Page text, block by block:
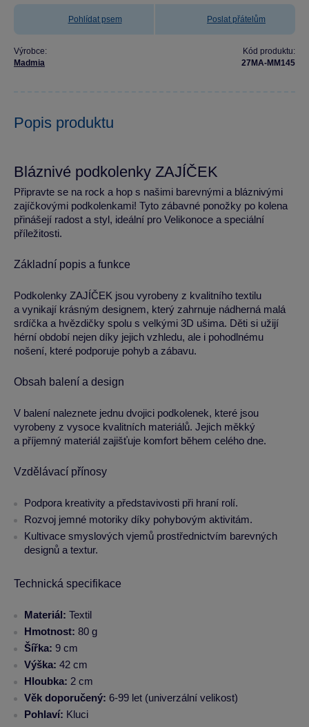
Pohlídat psem Poslat přátelům
Výrobce:
Madmia
Kód produktu:
27MA-MM145
Popis produktu
Bláznivé podkolenky ZAJÍČEK
Připravte se na rock a hop s našimi barevnými a bláznivými
zajíčkovými podkolenkami! Tyto zábavné ponožky po kolena
přinášejí radost a styl, ideální pro Velikonoce a speciální
příležitosti.
Základní popis a funkce
Podkolenky ZAJÍČEK jsou vyrobeny z kvalitního textilu
a vynikají krásným designem, který zahrnuje nádherná malá
srdíčka a hvězdičky spolu s velkými 3D ušima. Děti si užijí
hérní období nejen díky jejich vzhledu, ale i pohodlnému
nošení, které podporuje pohyb a zábavu.
Obsah balení a design
V balení naleznete jednu dvojici podkolenek, které jsou
vyrobeny z vysoce kvalitních materiálů. Jejich měkký
a příjemný materiál zajišťuje komfort během celého dne.
Vzdělávací přínosy
Podpora kreativity a představivosti při hraní rolí.
Rozvoj jemné motoriky díky pohybovým aktivitám.
Kultivace smyslových vjemů prostřednictvím barevných
designů a textur.
Technická specifikace
Materiál: Textil
Hmotnost: 80 g
Šířka: 9 cm
Výška: 42 cm
Hloubka: 2 cm
Věk doporučený: 6-99 let (univerzální velikost)
Pohlaví: Kluci